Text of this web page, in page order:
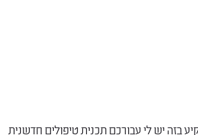
בזה יש לי עבורכם תכנית טיפולים חדשנית